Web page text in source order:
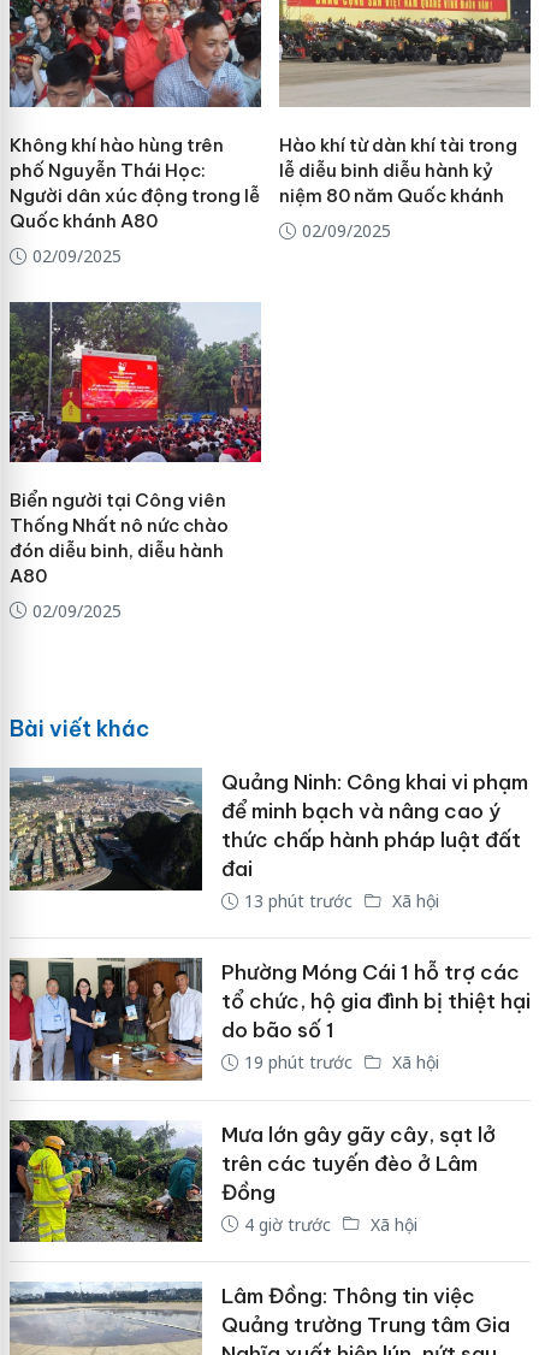
Không khí hào hùng trên
phố Nguyễn Thái Học:
Người dân xúc động trong lễ
Quốc khánh A80
02/09/2025
Hào khí từ dàn khí tài trong
lễ diễu binh diễu hành kỷ
niệm 80 năm Quốc khánh
02/09/2025
Biển người tại Công viên
Thống Nhất nô nức chào
đón diễu binh, diễu hành
A80
02/09/2025
Bài viết khác
Quảng Ninh: Công khai vi phạm
để minh bạch và nâng cao ý
thức chấp hành pháp luật đất
đai
13 phút trước Xã hội
Phường Móng Cái 1 hỗ trợ các
tổ chức, hộ gia đình bị thiệt hại
do bão số 1
19 phút trước Xã hội
Mưa lớn gây gãy cây, sạt lở
trên các tuyến đèo ở Lâm
Đồng
4 giờ trước Xã hội
Lâm Đồng: Thông tin việc
Quảng trường Trung tâm Gia